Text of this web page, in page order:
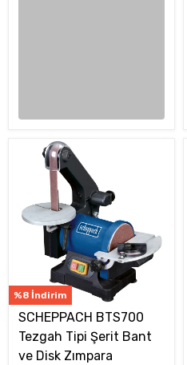
%8 İndirim
SCHEPPACH BTS700
Tezgah Tipi Şerit Bant
ve Disk Zımpara